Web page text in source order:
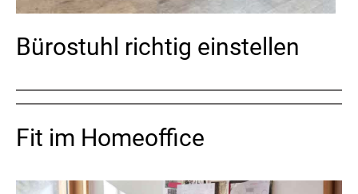
Bürostuhl richtig einstellen
Fit im Homeoffice